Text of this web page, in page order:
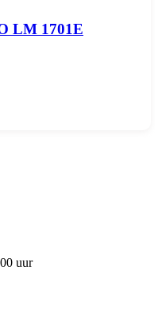
LM 1701E
uur